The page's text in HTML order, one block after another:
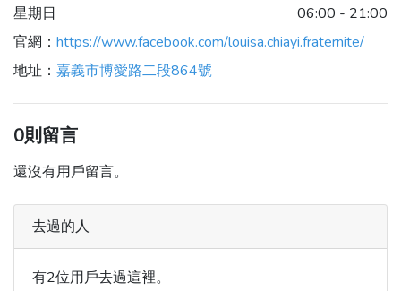
星期日
06:00 - 21:00
官網： https://www.facebook.com/louisa.chiayi.fraternite/
地址： 嘉義市博愛路二段864號
0則留言
還沒有用戶留言。
去過的人
有2位用戶去過這裡。